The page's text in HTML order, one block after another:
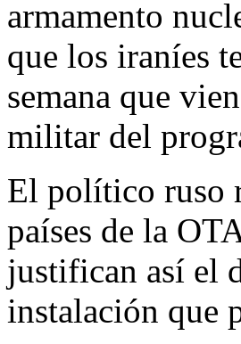
armamento
que los iraníes
semana que
militar del
El político ruso
países de la
justifican así el
instalación que